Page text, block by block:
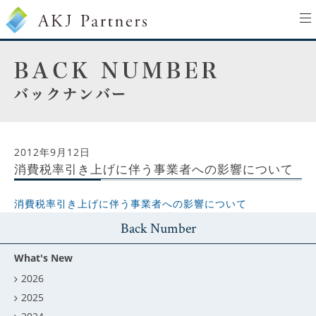
2012年9月12日
消費税率引き上げに伴う事業者への影響について
消費税率引き上げに伴う事業者への影響について
Back Number
What's New
2026
2025